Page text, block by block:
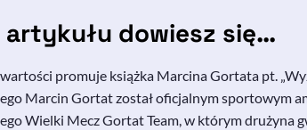
dowiesz się…
promuje książka Marcina Gortata pt.
Marcin Gortat został oficjalnym sportowym
Wielki Mecz Gortat Team, w którym drużyna